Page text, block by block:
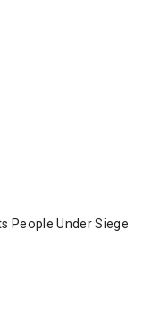
People Under Siege